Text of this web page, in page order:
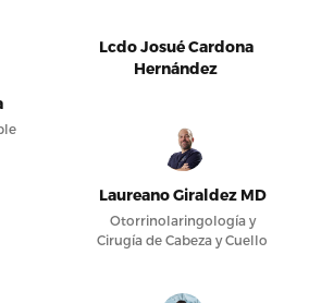
Lcdo Josué Cardona
Hernández
Laureano Giraldez MD
Otorrinolaringología y
Cirugía de Cabeza y Cuello